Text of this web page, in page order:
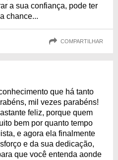
a sua confiança, pode ter
chance...
COMPARTILHAR
que há tanto
mil vezes parabéns!
feliz, porque quem
bem por quanto tempo
e agora ela finalmente
e da sua dedicação,
que você entenda aonde